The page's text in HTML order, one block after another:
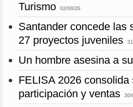
Turismo
02/08/26
Santander concede las
27 proyectos juveniles
Un hombre asesina a
FELISA 2026
participación y ventas
30/